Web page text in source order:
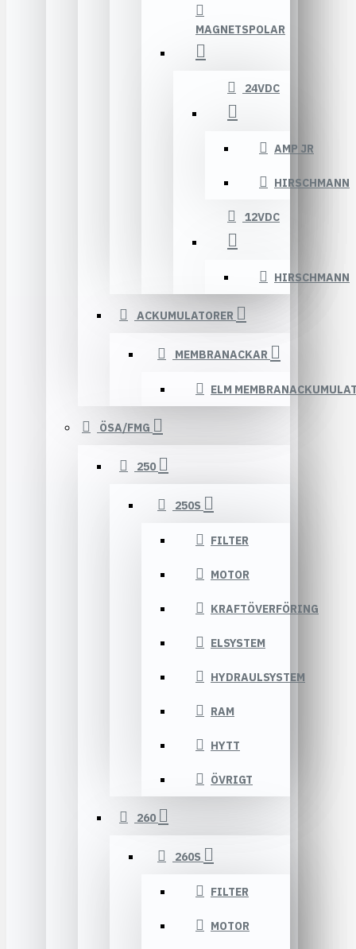
MAGNETSPOLAR
24VDC
AMP JR
HIRSCHMANN
12VDC
HIRSCHMANN
ACKUMULATORER
MEMBRANACKAR
ELM
ÖSA/FMG
250
250S
FILTER
MOTOR
KRAFTÖVERFÖRING
ELSYSTEM
HYDRAULSYSTEM
RAM
HYTT
ÖVRIGT
260
260S
FILTER
MOTOR